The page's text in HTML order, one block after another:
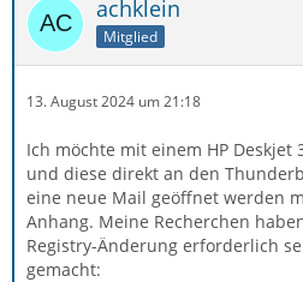
achklein
Mitglied
13. August 2024 um 21:18
Ich möchte mit einem HP Deskjet
und diese direkt an den
eine neue Mail geöffnet werden
Anhang. Meine Recherchen
Registry-Änderung erforderlich
gemacht: